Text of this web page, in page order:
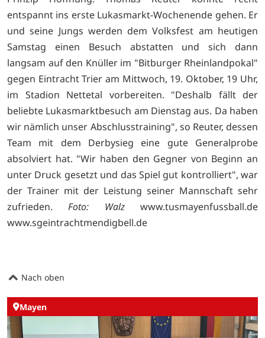
entspannt ins erste Lukasmarkt-Wochenende gehen. Er
und seine Jungs werden dem Volksfest am heutigen
Samstag einen Besuch abstatten und sich dann
langsam auf den Knüller im "Bitburger Rheinlandpokal"
gegen Eintracht Trier am Mittwoch, 19. Oktober, 19 Uhr,
im Stadion Nettetal vorbereiten. "Deshalb fällt der
beliebte Lukasmarktbesuch am Dienstag aus. Da haben
wir nämlich unser Abschlusstraining", so Reuter, dessen
Team mit dem Derbysieg eine gute Generalprobe
absolviert hat. "Wir haben den Gegner von Beginn an
unter Druck gesetzt und das Spiel gut kontrolliert", war
der Trainer mit der Leistung seiner Mannschaft sehr
zufrieden.Foto: Walz
www.tusmayenfussball.de
www.sgeintrachtmendigbell.de
Nach oben
Mayen